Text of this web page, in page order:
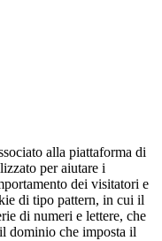
alla piattaforma di
per aiutare i
dei visitatori e
di tipo pattern, in cui il
di numeri e lettere, che
dominio che imposta il